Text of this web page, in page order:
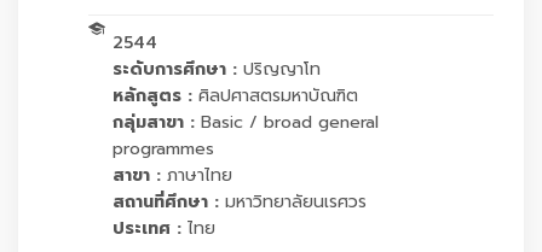
2544
ระดับการศึกษา : ปริญญาโท
หลักสูตร : ศิลปศาสตรมหาบัณฑิต
กลุ่มสาขา : Basic / broad general
programmes
สาขา : ภาษาไทย
สถานที่ศึกษา : มหาวิทยาลัยนเรศวร
ประเทศ : ไทย